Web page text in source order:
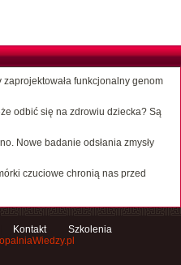
funkcjonalny genom
odbić się na zdrowiu dziecka? Są
Nowe badanie odsłania zmysły
czuciowe chronią nas przed
Kontakt
Szkolenia